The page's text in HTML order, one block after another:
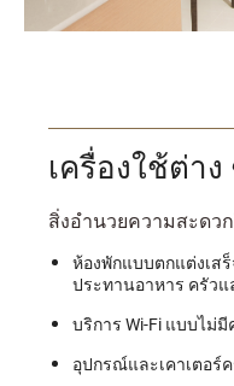
เครื่องใช้ต่าง
สิ่งอำนวยความสะดว
ห้องพักแบบตกแต่งเส
ประทานอาหาร ครัว
บริการ Wi-Fi แบบไม่
อุปกรณ์และเคาเตอ